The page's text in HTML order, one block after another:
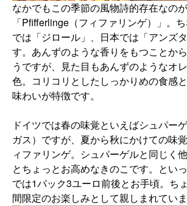
なかでもこの季節の風物詩的存在なのが
「Pfifferlinge（フィファリンゲ）」。
では「ジロール」、日本では「アンズ
す。あんずのような香りをもつことか
うですが、見た目もあんずのようなオ
色。コリコリとしたしっかりめの食感
味わいが特徴です。
ドイツでは春の味覚といえばシュパー
ガス）ですが、夏から秋にかけての味
ィファリンゲ。シュパーゲルと同じく
とちょっとお高めなきのこです。とい
では1パック3ユーロ前後とお手頃。ち
間限定のお楽しみとして親しまれていま